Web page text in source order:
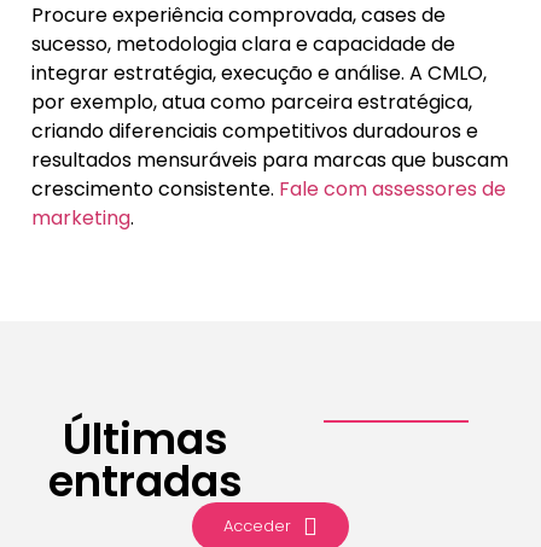
Procure experiência comprovada, cases de
sucesso, metodologia clara e capacidade de
integrar estratégia, execução e análise. A CMLO,
por exemplo, atua como parceira estratégica,
criando diferenciais competitivos duradouros e
resultados mensuráveis para marcas que buscam
crescimento consistente. Fale com assessores de
marketing.
Últimas
entradas
Acceder